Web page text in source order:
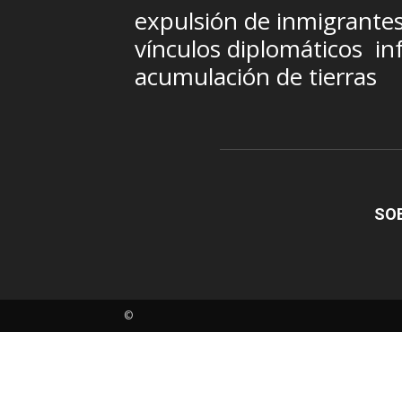
expulsión de
vínculos diplomáticos
acumulación de tierras
©